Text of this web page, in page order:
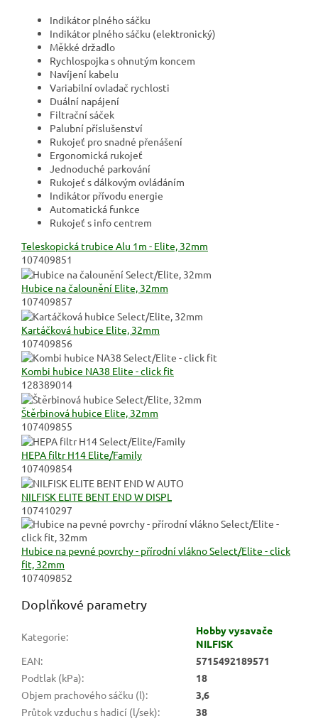
Indikátor plného sáčku
Indikátor plného sáčku (elektronický)
Měkké držadlo
Rychlospojka s ohnutým koncem
Navíjení kabelu
Variabilní ovladač rychlosti
Duální napájení
Filtrační sáček
Palubní příslušenství
Rukojeť pro snadné přenášení
Ergonomická rukojeť
Jednoduché parkování
Rukojeť s dálkovým ovládáním
Indikátor přívodu energie
Automatická funkce
Rukojeť s info centrem
Teleskopická trubice Alu 1m - Elite, 32mm
107409851
Hubice na čalounění Elite, 32mm
107409857
Kartáčková hubice Elite, 32mm
107409856
Kombi hubice NA38 Elite - click fit
128389014
Štěrbinová hubice Elite, 32mm
107409855
HEPA filtr H14 Elite/Family
107409854
NILFISK ELITE BENT END W DISPL
107410297
Hubice na pevné povrchy - přírodní vlákno Select/Elite - click
fit, 32mm
107409852
Doplňkové parametry
Kategorie:
Hobby vysavače
NILFISK
EAN:
5715492189571
Podtlak (kPa):
18
Objem prachového sáčku (l):
3,6
Průtok vzduchu s hadicí (l/sek):
38